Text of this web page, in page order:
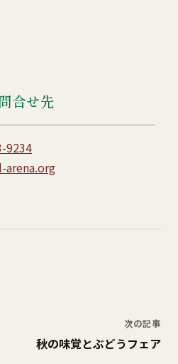
合せ先
9234
arena.org
次の記事
秋の味覚とぶどうフェア